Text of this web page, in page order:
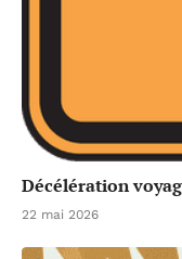
Décélération
22 mai 2026